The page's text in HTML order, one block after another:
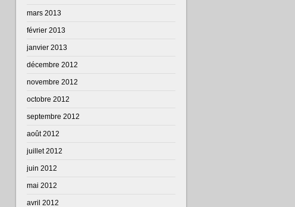
mars 2013
février 2013
janvier 2013
décembre 2012
novembre 2012
octobre 2012
septembre 2012
août 2012
juillet 2012
juin 2012
mai 2012
avril 2012